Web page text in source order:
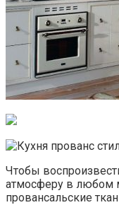
Чтобы
атмосферу в любом
провансальские